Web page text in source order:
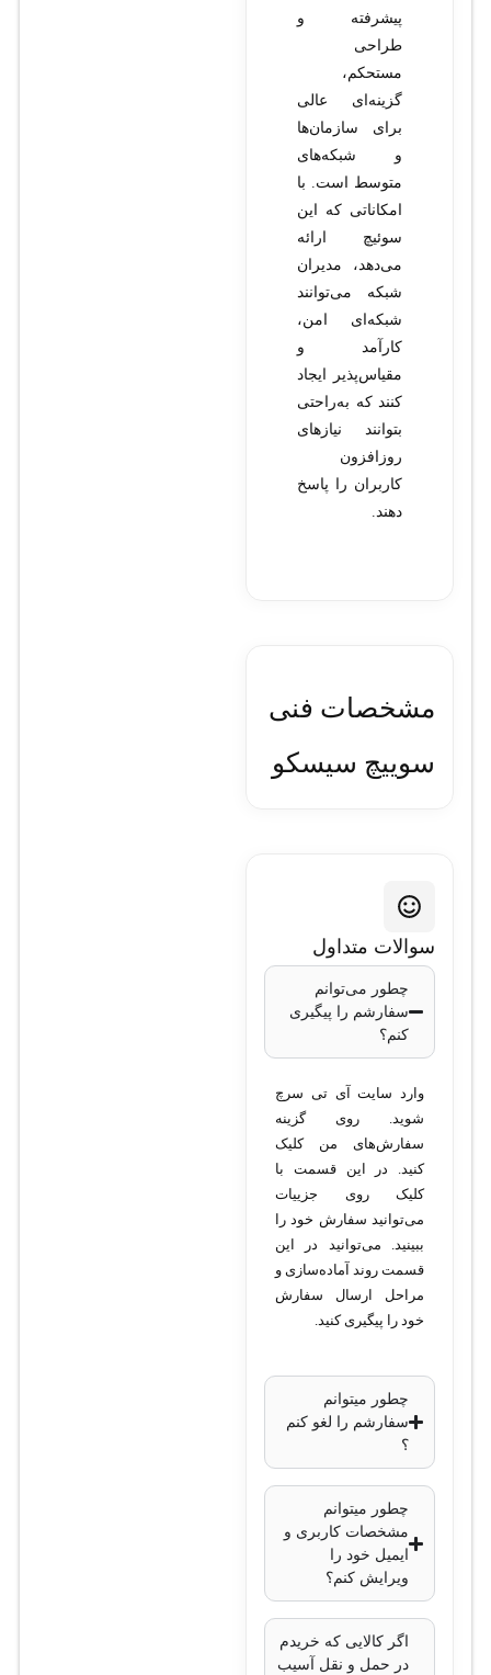
پیشرفته و
طراحی
مستحکم،
گزینه‌ای عالی
برای سازمان‌ها
و شبکه‌های
متوسط است. با
امکاناتی که این
سوئیچ ارائه
می‌دهد، مدیران
شبکه می‌توانند
شبکه‌ای امن،
کارآمد و
مقیاس‌پذیر ایجاد
کنند که به‌راحتی
بتوانند نیازهای
روزافزون
کاربران را پاسخ
دهند.
مشخصات فنی
سوييچ سيسکو
24PS-S
تعداد پورت:
اترنت 10/100/1000
(Gigabit Ethernet)
پورت با قابلیت PoE
سرعت سوئیچینگ:
48 Gbps
حافظه RAM:
حافظه Flash:256
MB
پشتیبانی از لایه:
IEEE 802.1X،
مدیریت: CLI،
SNMP، وب
ابعاد:
4.4 سانتیمتر
وزن:
منبع تغذیه:
100-
سوالات متداول
چطور می‌توانم
سفارشم را پیگیری
کنم؟
وارد سایت آی تی سرچ
شوید. روی گزینه
سفارش‌های من کلیک
کنید. در این قسمت با
کلیک روی جزییات
می‌توانید سفارش خود را
ببینید. می‌توانید در این
قسمت روند آماده‌سازی و
مراحل ارسال سفارش
خود را پیگیری کنید.
چطور میتوانم
سفارشم را لغو کنم
؟
چطور میتوانم
مشخصات کاربری و
ایمیل خود را
ویرایش کنم؟
اگر کالایی که خریدم
در حمل و نقل آسیب